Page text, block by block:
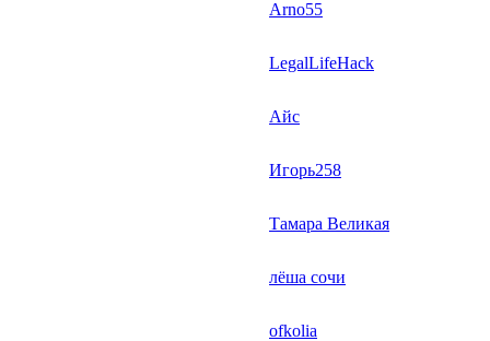
Arno55
LegalLifeHack
Айс
Игорь258
Тамара Великая
лёша сочи
ofkolia